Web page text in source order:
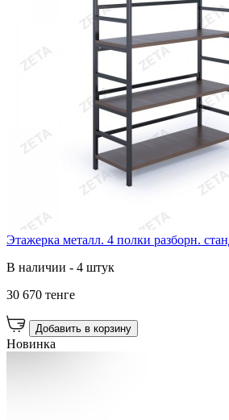
Этажерка металл. 4 полки разборн.
В наличии - 4 штук
30 670 тенге
Добавить в корзину
Новинка